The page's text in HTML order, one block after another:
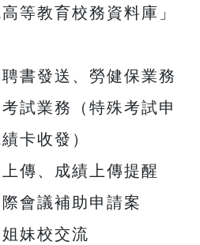
等教育校務資料庫」
書發送、勞健保業務
試業務（特殊考試申
卡收發）
傳、成績上傳提醒
會議補助申請案
妹校交流